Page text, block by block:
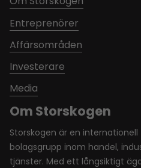
Om Storskogen
Storskogen är en internationell
bolagsgrupp inom handel,
tjänster. Med ett långsiktigt
Entreprenörer
Affärsområden
Investerare
Media